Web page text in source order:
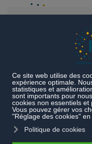
Petite
Lobbying
Petite enfance -
Public Affairs &